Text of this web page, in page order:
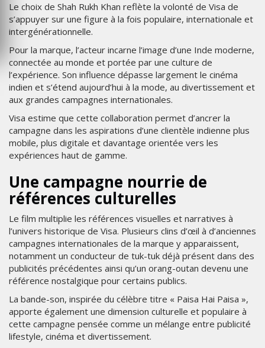
Le choix de Shah Rukh Khan reflète la volonté de Visa de
s’appuyer sur une figure à la fois populaire, internationale et
intergénérationnelle.
Pour la marque, l’acteur incarne l’image d’une Inde moderne,
connectée au monde et portée par une culture de
l’expérience. Son influence dépasse largement le cinéma
indien et s’étend aujourd’hui à la mode, au divertissement et
aux grandes campagnes internationales.
Visa estime que cette collaboration permet d’ancrer la
campagne dans les aspirations d’une clientèle indienne plus
mobile, plus digitale et davantage orientée vers les
expériences haut de gamme.
Une campagne nourrie de
références culturelles
Le film multiplie les références visuelles et narratives à
l’univers historique de Visa. Plusieurs clins d’œil à d’anciennes
campagnes internationales de la marque y apparaissent,
notamment un conducteur de tuk-tuk déjà présent dans des
publicités précédentes ainsi qu’un orang-outan devenu une
référence nostalgique pour certains publics.
La bande-son, inspirée du célèbre titre « Paisa Hai Paisa »,
apporte également une dimension culturelle et populaire à
cette campagne pensée comme un mélange entre publicité
lifestyle, cinéma et divertissement.